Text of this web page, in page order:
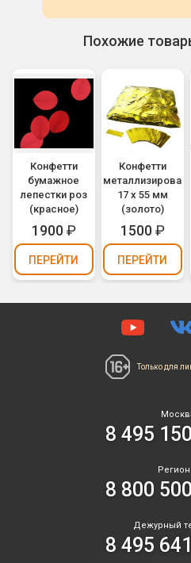
Похожие
Конфетти
бумажное
лепестки роз
(красное)
1900₽
ПЕРЕЙТИ
Конфетти
17 х 55 мм
(золото)
1500₽
ПЕРЕЙТИ
Только для
8 495
8 800
Дежурный
8 495